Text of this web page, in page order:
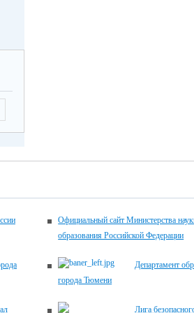
Александровна,
заместитель
Официальный сайт Министерства
образования Российской Федерации
Департамент
города Тюмени
Лига